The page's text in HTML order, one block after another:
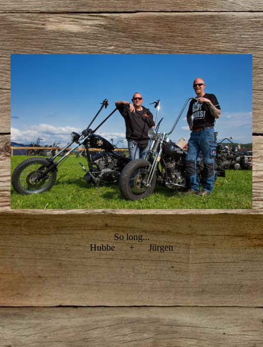
So long...
Hubbe + Jürgen